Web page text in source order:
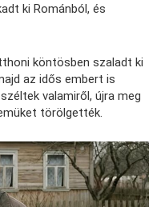
ki Románból, és
köntösben szaladt ki
az idős embert is
valamiről, újra meg
törölgették.